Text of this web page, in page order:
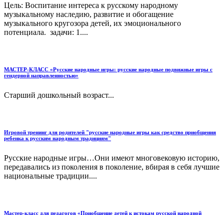
Цель: Воспитание интереса к русскому народному
музыкальному наследию, развитие и обогащение
музыкального кругозора детей, их эмоционального
потенциала. задачи: 1....
МАСТЕР-КЛАСС «Русские народные игры: русские народные подвижные игры с
гендерной направленностью»
Старший дошкольный возраст...
Игровой тренинг для родителей "русские народные игры как средство приобщения
ребенка к русским народным традициям"
Русские народные игры…Они имеют многовековую историю,
передавались из поколения в поколение, вбирая в себя лучшие
национальные традиции....
Мастер-класс для педагогов «Приобщение детей к истокам русской народной